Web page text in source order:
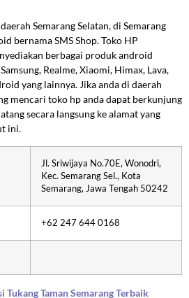
Semarang Selatan, di Semarang
bernama SMS Shop. Toko HP
berbagai produk android
Realme, Xiaomi, Himax, Lava,
yang lainnya. Jika anda di daerah
mencari toko hp anda dapat berkunjung
secara langsung ke alamat yang
ini.
Jl. Sriwijaya No.70E, Wonodri,
Kec. Semarang Sel., Kota
Semarang, Jawa Tengah 50242
+62 247 644 0168
Tukang Taman Semarang Terbaik